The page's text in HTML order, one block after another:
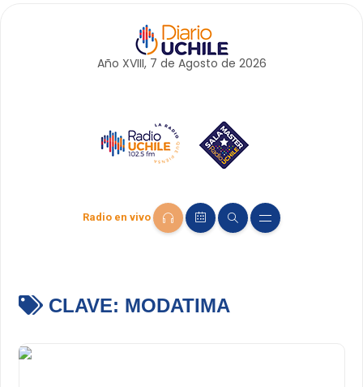
Año XVIII, 7 de Agosto de 2026
Radio en vivo
CLAVE: MODATIMA